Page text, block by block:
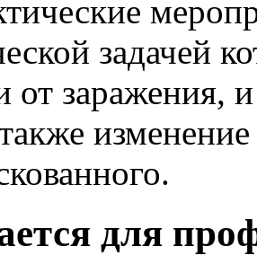
задачей
от заражения,
для